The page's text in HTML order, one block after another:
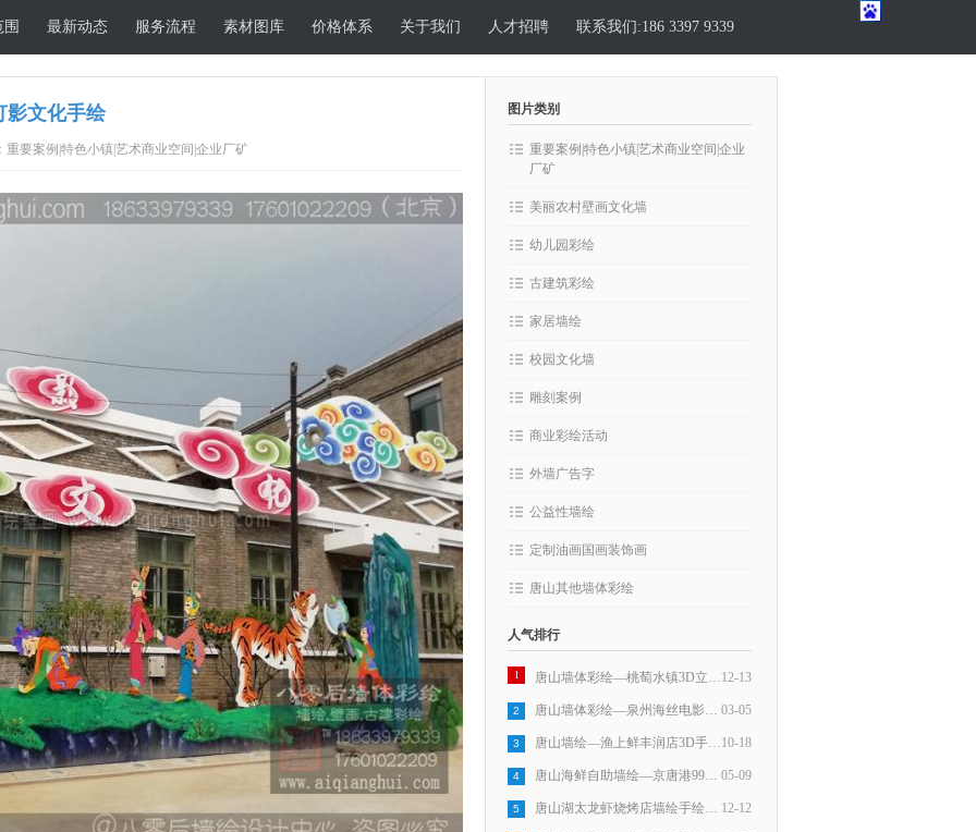
最新动态 服务流程 素材图库 价格体系 关于我们 人才招聘 联系我们:186 3397 9339
文化手绘
重要案例|特色小镇|艺术商业空间|企业厂矿
图片类别
重要案例|特色小镇|艺术商业空间|企业
厂矿
美丽农村壁画文化墙
幼儿园彩绘
古建筑彩绘
家居墙绘
校园文化墙
雕刻案例
商业彩绘活动
外墙广告字
公益性墙绘
定制油画国画装饰画
唐山其他墙体彩绘
人气排行
12-13
1 唐山墙体彩绘—桃萄水镇3D立体画
03-05
2 唐山墙体彩绘—泉州海丝电影小镇3D立体画
10-18
3 唐山墙绘—渔上鲜丰润店3D手绘墙
05-09
4 唐山海鲜自助墙绘—京唐港9918海鲜火锅手绘墙
12-12
5 唐山湖太龙虾烧烤店墙绘手绘墙画